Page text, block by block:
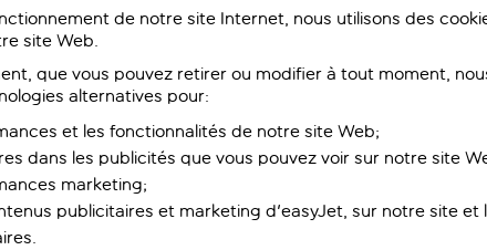
de notre site Internet, nous utilisons des
site Web.
que vous pouvez retirer ou modifier à tout moment,
alternatives pour:
et les fonctionnalités de notre site Web;
dans les publicités que vous pouvez voir sur notre site
marketing;
publicitaires et marketing d'easyJet, sur notre site et